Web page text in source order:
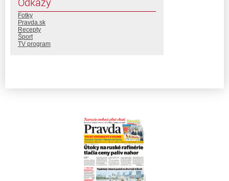
Fotky
Pravda.sk
Recepty
Šport
TV program